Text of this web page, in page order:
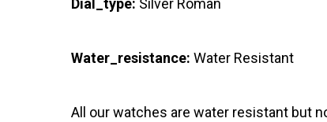
Dial_type: Silver Roman
Water_resistance: Water Resistant
All our watches are water resistant but